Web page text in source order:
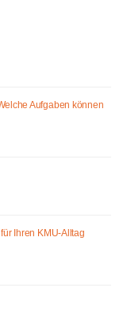
Aufgaben können
Ihren KMU-Alltag